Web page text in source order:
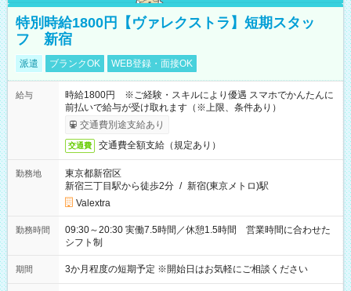
特別時給1800円【ヴァレクストラ】短期スタッ
フ 新宿
派遣 ブランクOK WEB登録・面接OK
給与
時給1800円 ※ご経験・スキルにより優遇 スマホでかんたんに
前払いで給与が受け取れます（※上限、条件あり）
交通費別途支給あり
交通費 交通費全額支給（規定あり）
勤務地
東京都新宿区
新宿三丁目駅から徒歩2分 / 新宿(東京メトロ)駅
Valextra
勤務時間
09:30～20:30 実働7.5時間／休憩1.5時間 営業時間に合わせた
シフト制
期間 3か月程度の短期予定 ※開始日はお気軽にご相談ください